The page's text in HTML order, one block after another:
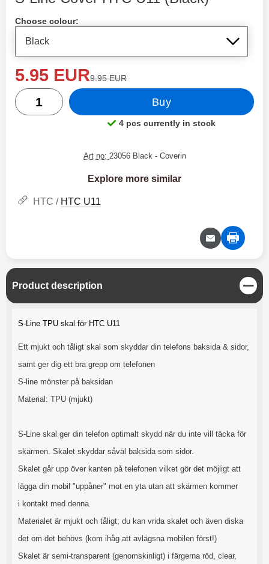
Choose colour:
new price
5.95 EURold price
9.95 EUR
quantity
Buy
Product availability:
4 pcs currently in stock
Art no: 23056 Black - Coverin
Explore more similar
HTC / HTC U11
Product description
C
l
o
Product description
S-Line TPU skal för HTC U11
Ett mjukt och tåligt skal som skyddar din telefons baksida & sidor,
samt ger dig ett bra grepp om telefonen
S-line mönster på baksidan
Material: TPU (mjukt)
S-Line skal ger din telefon optimalt skydd när du inte vill täcka för
skärmen. Skalet skyddar såväl baksida som sidor.
Skalet går upp över kanten på telefonen vilket gör det möjligt att
lägga din mobil "uppåner" mot en yta utan att skärmen kommer
i kontakt med denna.
Materialet är mjukt och tåligt; du kan vrida skalet och även diska
det om det behövs (kom ihåg att avlägsna mobilen först!)
Skalet är semi-transparent (genomskinligt) i färgerna röd, clear,